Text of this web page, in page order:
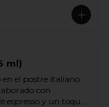
entre intensidad,
Un sabor sofisticado
ml)
en el postre italiano
con
espresso y un toque